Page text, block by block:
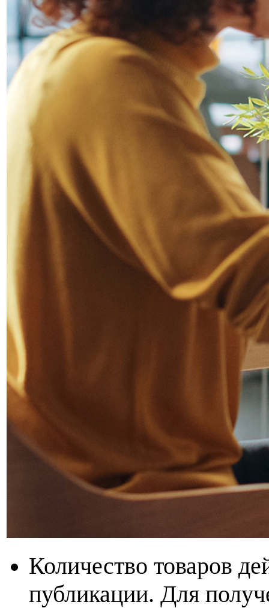
Количество товаров
публикации. Для